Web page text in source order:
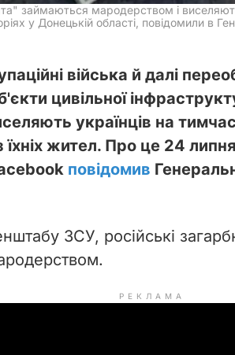
займаються мародерством і виселяють
у Донецькій області, повідомили в
війська й далі
цивільної
українців на
їхніх жител. Про це 24
повідомив
ЗСУ, російські
РЕКЛАМА